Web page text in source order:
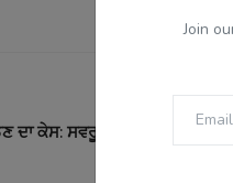
Join
ਕੇਸ: ਸਵਰੂਪ ਨਗਰ ’ਚ ਗ੍ਰਿਫਤਾਰੀ